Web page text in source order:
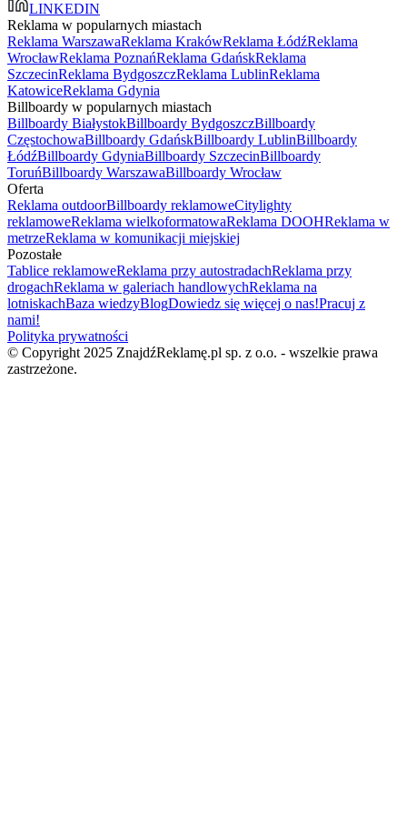
LINKEDIN
Reklama w popularnych miastach
Reklama WarszawaReklama KrakówReklama ŁódźReklama
WrocławReklama PoznańReklama GdańskReklama
SzczecinReklama BydgoszczReklama LublinReklama
KatowiceReklama Gdynia
Billboardy w popularnych miastach
Billboardy BiałystokBillboardy BydgoszczBillboardy
CzęstochowaBillboardy GdańskBillboardy LublinBillboardy
ŁódźBillboardy GdyniaBillboardy SzczecinBillboardy
ToruńBillboardy WarszawaBillboardy Wrocław
Oferta
Reklama outdoorBillboardy reklamoweCitylighty
reklamoweReklama wielkoformatowaReklama DOOHReklama w
metrzeReklama w komunikacji miejskiej
Pozostałe
Tablice reklamoweReklama przy autostradachReklama przy
drogachReklama w galeriach handlowychReklama na
lotniskachBaza wiedzyBlogDowiedz się więcej o nas!Pracuj z
nami!
Polityka prywatności
© Copyright 2025 ZnajdźReklamę.pl sp. z o.o. - wszelkie prawa
zastrzeżone.